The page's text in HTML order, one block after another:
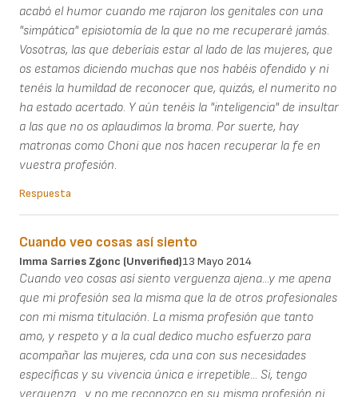
acabó el humor cuando me rajaron los genitales con una
"simpática" episiotomía de la que no me recuperaré jamás.
Vosotras, las que deberíais estar al lado de las mujeres, que
os estamos diciendo muchas que nos habéis ofendido y ni
tenéis la humildad de reconocer que, quizás, el numerito no
ha estado acertado. Y aún tenéis la "inteligencia" de insultar
a las que no os aplaudimos la broma. Por suerte, hay
matronas como Choni que nos hacen recuperar la fe en
vuestra profesión.
Respuesta
Cuando veo cosas así siento
Imma Sarries Zgonc (unverified)13 Mayo 2014
Cuando veo cosas así siento verguenza ajena...y me apena
que mi profesión sea la misma que la de otros profesionales
con mi misma titulación. La misma profesión que tanto
amo, y respeto y a la cual dedico mucho esfuerzo para
acompañar las mujeres, cda una con sus necesidades
específicas y su vivencia única e irrepetible... Si, tengo